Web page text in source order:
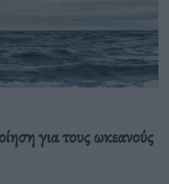
για τους ωκεανούς